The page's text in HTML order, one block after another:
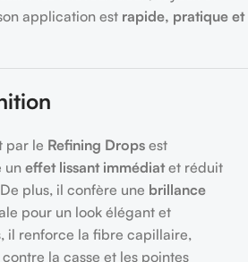
application est rapide, pratique et
par le Refining Drops est
un effet lissant immédiatet réduit
plus, il confère une brillance
pour un look élégant et
il renforce la fibre capillaire,
la casse et les pointes